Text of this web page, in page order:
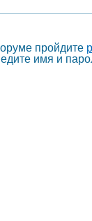
пройдите
имя и